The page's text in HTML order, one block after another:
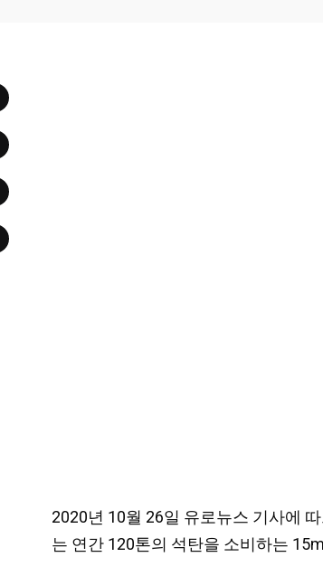
2020년 10월 26일 유로뉴스 기사에
는 연간 120톤의 석탄을 소비하는